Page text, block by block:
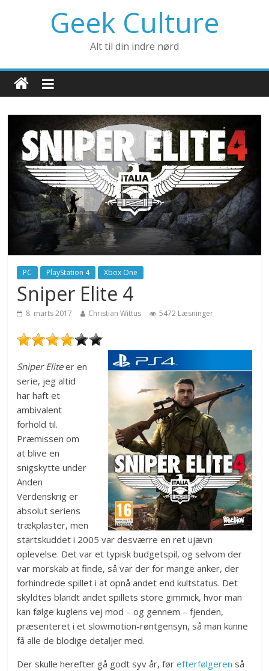
Geek Culture
Alt til din indre nørd
PC PlayStation 4 Xbox One
Sniper Elite 4
8. marts 2017 Christian Wittus 5472 Læsninger
Sniper Eliteer en
serie, jeg altid
har haft et
ambivalent
forhold til.
Præmissen om
at blive en
snigskytte under
Anden
Verdenskrig er
absolut seriens
trækplaster, men
startskuddet i 2005 var desværre en ret ujævn
oplevelse. Det var et typisk budgetspil, og selvom der
var morskab at finde, så var der for mange anker, der
forhindrede spillet i at opnå andet end kultstatus. Det
skyldtes blandt andet spillets store gimmick, hvor man
kan følge kuglens vej mod – og gennem – fjenden,
præsenteret i et slowmotion-røntgensyn, så man kunne
få alle de blodige detaljer med.
Der skulle herefter gå godt syv år, førefterfølgerenså